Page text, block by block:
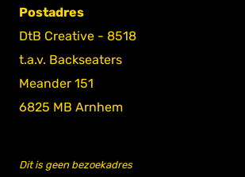
Postadres
DtB Creative - 8518
t.a.v. Backseaters
Meander 151
6825 MB Arnhem
Dit is geen bezoekadres